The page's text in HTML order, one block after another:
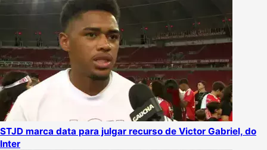
STJD marca data para julgar recurso de Victor Gabriel, do
Inter